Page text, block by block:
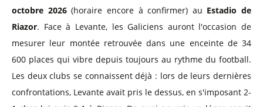
octobre 2026(horaire encore à confirmer) au Estadio de
Riazor. Face à Levante, les Galiciens auront l'occasion de
mesurer leur montée retrouvée dans une enceinte de 34
600 places qui vibre depuis toujours au rythme du football.
Les deux clubs se connaissent déjà : lors de leurs dernières
confrontations, Levante avait pris le dessus, en s'imposant 2-